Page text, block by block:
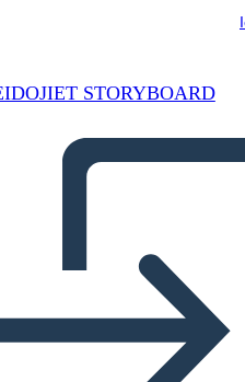
STORYBOARD